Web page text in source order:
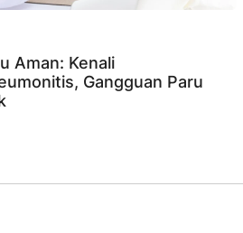
Aman: Kenali
Gangguan Paru